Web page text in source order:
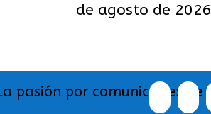
de agosto de 2026
pasión por comunicar exige